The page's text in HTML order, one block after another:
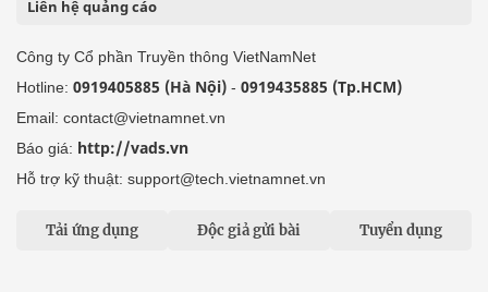
Liên hệ quảng cáo
Công ty Cổ phần Truyền thông VietNamNet
Hotline: 0919405885 (Hà Nội) - 0919435885 (Tp.HCM)
Email: contact@vietnamnet.vn
Báo giá: http://vads.vn
Hỗ trợ kỹ thuật: support@tech.vietnamnet.vn
Tải ứng dụng Độc giả gửi bài Tuyển dụng